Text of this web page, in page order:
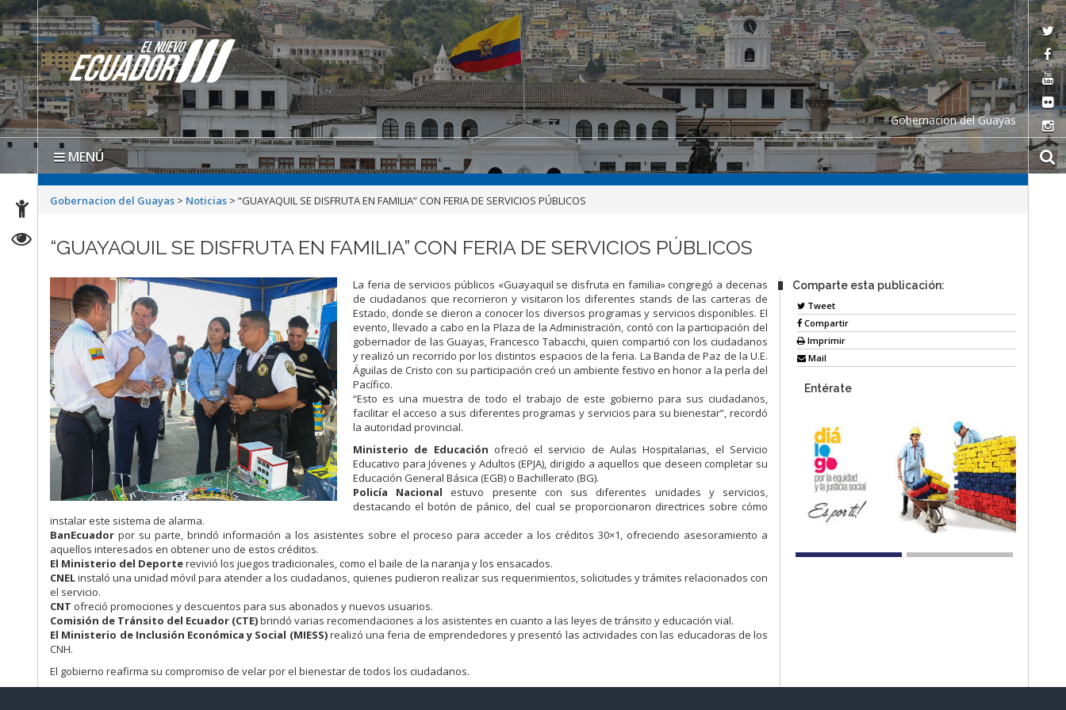
Gobernacion del Guayas
MENÚ
Gobernacion del Guayas > Noticias >“GUAYAQUIL SE DISFRUTA EN FAMILIA” CON FERIA DE SERVICIOS PÚBLICOS
“GUAYAQUIL SE DISFRUTA EN FAMILIA” CON FERIA DE SERVICIOS PÚBLICOS
La feria de servicios públicos «Guayaquil se disfruta en familia» congregó a decenas
de ciudadanos que recorrieron y visitaron los diferentes stands de las carteras de
Estado, donde se dieron a conocer los diversos programas y servicios disponibles. El
evento, llevado a cabo en la Plaza de la Administración, contó con la participación del
gobernador de las Guayas, Francesco Tabacchi, quien compartió con los ciudadanos
y realizó un recorrido por los distintos espacios de la feria. La Banda de Paz de la U.E.
Águilas de Cristo con su participación creó un ambiente festivo en honor a la perla del
Pacífico.
“Esto es una muestra de todo el trabajo de este gobierno para sus ciudadanos,
facilitar el acceso a sus diferentes programas y servicios para su bienestar”, recordó
la autoridad provincial.
Ministerio de Educación ofreció el servicio de Aulas Hospitalarias, el Servicio
Educativo para Jóvenes y Adultos (EPJA), dirigido a aquellos que deseen completar su
Educación General Básica (EGB) o Bachillerato (BG).
Policía Nacional estuvo presente con sus diferentes unidades y servicios,
destacando el botón de pánico, del cual se proporcionaron directrices sobre cómo
instalar este sistema de alarma.
BanEcuador por su parte, brindó información a los asistentes sobre el proceso para acceder a los créditos 30×1, ofreciendo asesoramiento a
aquellos interesados en obtener uno de estos créditos.
El Ministerio del Deporterevivió los juegos tradicionales, como el baile de la naranja y los ensacados.
CNELinstaló una unidad móvil para atender a los ciudadanos, quienes pudieron realizar sus requerimientos, solicitudes y trámites relacionados con
el servicio.
CNT ofreció promociones y descuentos para sus abonados y nuevos usuarios.
Comisión de Tránsito del Ecuador (CTE)brindó varias recomendaciones a los asistentes en cuanto a las leyes de tránsito y educación vial.
El Ministerio de Inclusión Económica y Social (MIESS)realizó una feria de emprendedores y presentó las actividades con las educadoras de los
CNH.
El gobierno reafirma su compromiso de velar por el bienestar de todos los ciudadanos.
Comparte esta publicación:
Tweet
Compartir
Imprimir
Mail
Entérate